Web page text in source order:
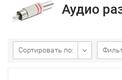
Аудио
Сортировать по: